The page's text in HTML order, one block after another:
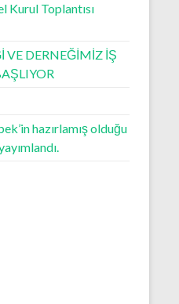
Kurul Toplantısı
VE DERNEĞİMİZ İŞ
hazırlamış olduğu